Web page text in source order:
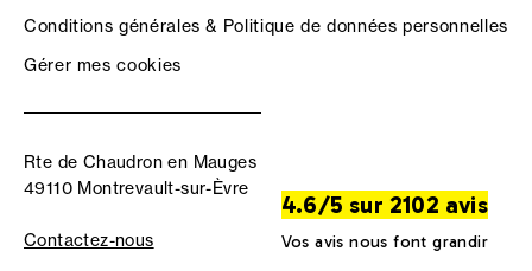
Conditions générales & Politique de données personnelles
Gérer mes cookies
Rte de Chaudron en Mauges
49110 Montrevault-sur-Èvre
Contactez-nous
4.6/5 sur 2102 avis
Vos avis nous font grandir